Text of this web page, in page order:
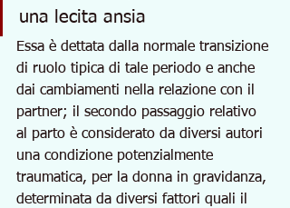
una lecita ansia
Essa è dettata dalla normale transizione
di ruolo tipica di tale periodo e anche
dai cambiamenti nella relazione con il
partner; il secondo passaggio relativo
al parto è considerato da diversi autori
una condizione potenzialmente
traumatica, per la donna in gravidanza,
determinata da diversi fattori quali il